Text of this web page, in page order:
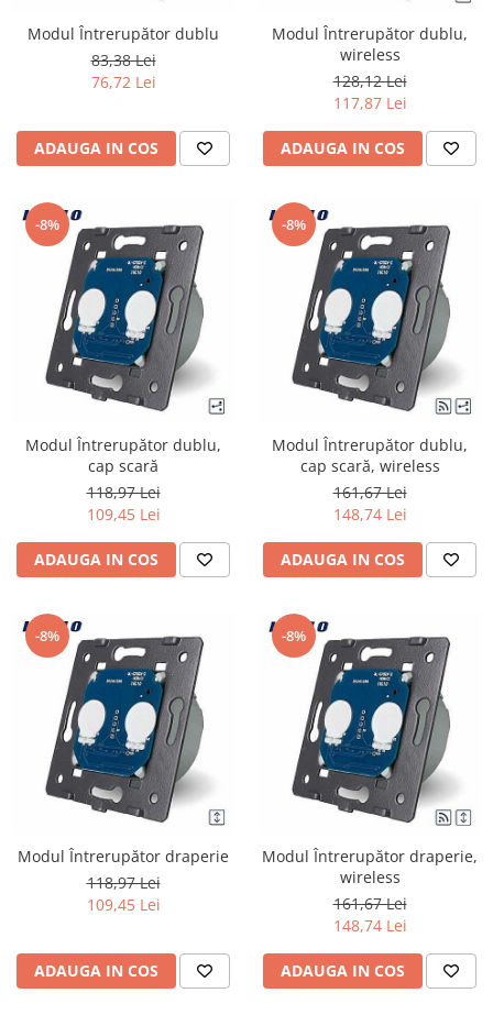
Iluminat arhitectural
Lampadare
Lampi de birou
Profil aluminiu
Tub LED
Becuri LED Smart
Becuri LED
Becuri LED cu filament
Corpuri de emergenta
Lustre LED
Uncategorized
Aplica LED
Profil banda LED
Iluminat festiv
Fotosenzori si Senzori de miscare
Sina Magnetica Slim LIMBO
Iluminat decorativ de Craciun
Modul Întrerupător dublu
83,38 Lei
76,72 Lei
ADAUGA IN COS
Modul Întrerupător dublu,
wireless
128,12 Lei
117,87 Lei
ADAUGA IN COS
-8%
Modul Întrerupător dublu,
cap scară
118,97 Lei
109,45 Lei
ADAUGA IN COS
-8%
Modul Întrerupător dublu,
cap scară, wireless
161,67 Lei
148,74 Lei
ADAUGA IN COS
-8%
Modul Întrerupător draperie
118,97 Lei
109,45 Lei
ADAUGA IN COS
-8%
Modul Întrerupător draperie,
wireless
161,67 Lei
148,74 Lei
ADAUGA IN COS